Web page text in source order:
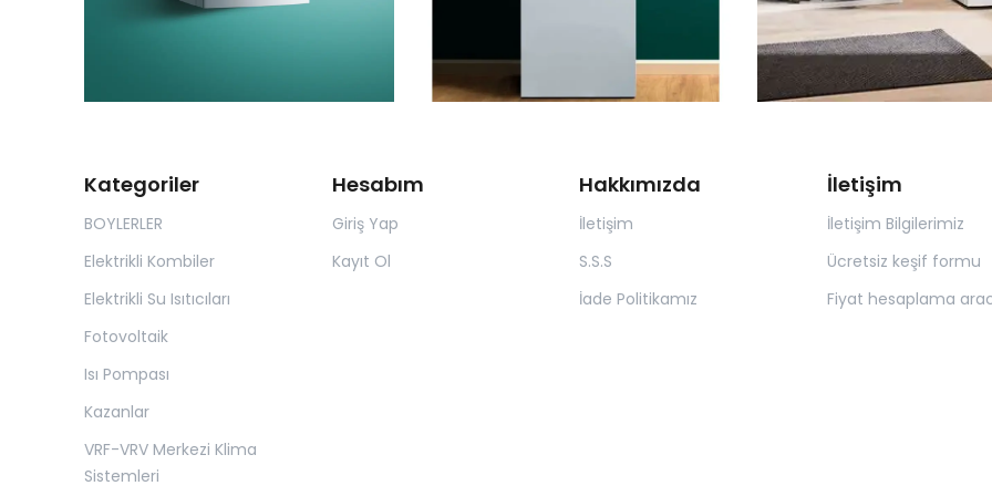
Kategoriler
BOYLERLER
Elektrikli Kombiler
Elektrikli Su Isıtıcıları
Fotovoltaik
Isı Pompası
Kazanlar
VRF-VRV Merkezi Klima
Sistemleri
Hesabım
Giriş Yap
Kayıt Ol
Hakkımızda
İletişim
S.S.S
İade Politikamız
İletişim
İletişim Bilgilerimiz
Ücretsiz keşif formu
Fiyat hesaplama